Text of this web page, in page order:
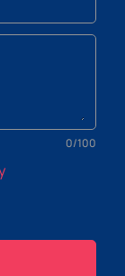
0/100